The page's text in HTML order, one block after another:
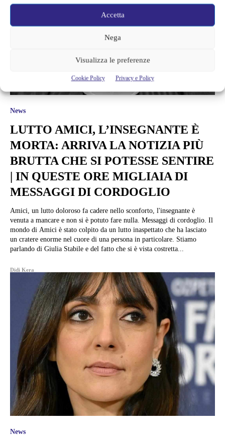
Accetta
Nega
Visualizza le preferenze
Cookie Policy Privacy e Policy
News
LUTTO AMICI, L’INSEGNANTE È
MORTA: ARRIVA LA NOTIZIA PIÙ
BRUTTA CHE SI POTESSE SENTIRE
| IN QUESTE ORE MIGLIAIA DI
MESSAGGI DI CORDOGLIO
Amici, un lutto doloroso fa cadere nello sconforto, l'insegnante è
venuta a mancare e non si è potuto fare nulla. Messaggi di cordoglio. Il
mondo di Amici è stato colpito da un lutto inaspettato che ha lasciato
un cratere enorme nel cuore di una persona in particolare. Stiamo
parlando di Giulia Stabile e del fatto che si è vista costretta...
Didi Kera
News